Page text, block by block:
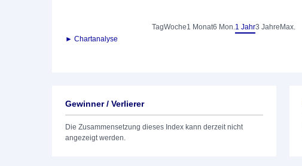
TagWoche1 Monat6 Mon.1 Jahr3 Jahre Max.
► Chartanalyse
Gewinner / Verlierer
Die Zusammensetzung dieses Index kann derzeit nicht
angezeigt werden.